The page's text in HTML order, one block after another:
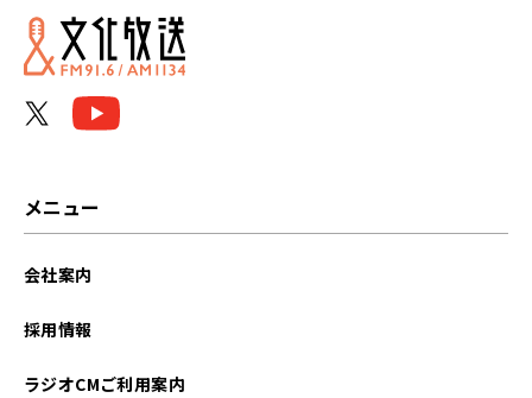
メニュー
会社案内
採用情報
ラジオCMご利用案内